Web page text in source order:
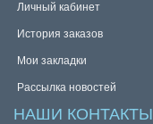
Личный кабинет
История заказов
Мои закладки
Рассылка новостей
НАШИ КОНТАКТЫ